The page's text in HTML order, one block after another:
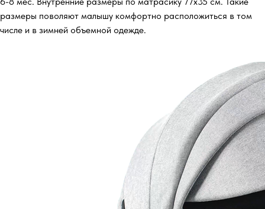
размеры поволяют малышу комфортно расположиться в том
числе и в зимней объемной одежде.